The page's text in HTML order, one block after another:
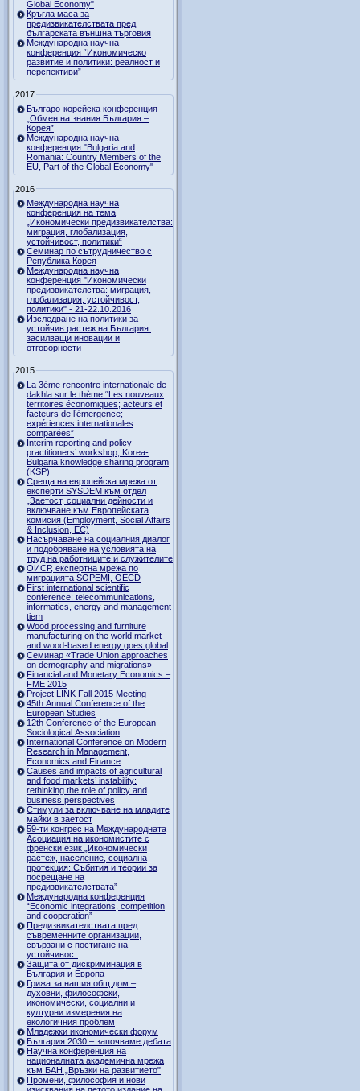
Global Economy"
Кръгла маса за
предизвикателствата пред
българската външна търговия
Международна научна
конференция “Икономическо
развитие и политики: реалност и
перспективи”
2017
Българо-корейска конференция
„Обмен на знания България –
Корея”
Международна научна
конференция "Bulgaria and
Romania: Country Members of the
EU, Part of the Global Economy"
2016
Международна научна
конференция на тема
„Икономически предизвикателства:
миграция, глобализация,
устойчивост, политики“
Семинар по сътрудничество с
Република Корея
Международна научна
конференция "Икономически
предизвикателства: миграция,
глобализация, устойчивост,
политики" - 21-22.10.2016
Изследване на политики за
устойчив растеж на България:
засилващи иновации и
отговорности
2015
La 3éme rencontre internationale de
dakhla sur le thème “Les nouveaux
territoires économiques; acteurs et
facteurs de l’émergence;
expériences internationales
comparées”
Interim reporting and policy
practitioners’ workshop, Korea-
Bulgaria knowledge sharing program
(KSP)
Среща на европейска мрежа от
експерти SYSDEM към отдел
„Заетост, социални дейности и
включване към Европейската
комисия (Employment, Social Affairs
& Inclusion, ЕС)
Насърчаване на социалния диалог
и подобряване на условията на
труд на работниците и служителите
ОИСР, експертна мрежа по
миграцията SOPEMI, OECD
First international scientific
conference: telecommunications,
informatics, energy and management
tiem
Wood processing and furniture
manufacturing on the world market
and wood-based energy goes global
Семинар «Trade Union approaches
on demography and migrations»
Financial and Monetary Economics –
FME 2015
Project LINK Fall 2015 Meeting
45th Annual Conference of the
European Studies
12th Conference of the European
Sociological Association
International Conference on Modern
Research in Management,
Economics and Finance
Causes and impacts of agricultural
and food markets’ instability:
rethinking the role of policy and
business perspectives
Стимули за включване на младите
майки в заетост
59-ти конгрес на Международната
Асоциация на икономистите с
френски език „Икономически
растеж, население, социална
протекция: Събития и теории за
посрещане на
предизвикателствата”
Международна конференция
“Economic integrations, competition
and cooperation”
Предизвикателствата пред
съвременните организации,
свързани с постигане на
устойчивост
Защита от дискриминация в
България и Европа
Грижа за нашия общ дом –
духовни, философски,
икономически, социални и
културни измерения на
екологичния проблем
Младежки икономически форум
България 2030 – започваме дебата
Научна конференция на
националната академична мрежа
към БАН „Връзки на развитието"
Промени, философия и нови
изисквания на петото издание на